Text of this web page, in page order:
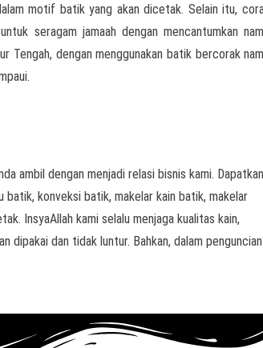
motif batik yang akan dicetak. Selain itu,
seragam jamaah dengan mencantumkan
Tengah, dengan menggunakan batik bercorak
ambil dengan menjadi relasi bisnis kami. Dapatkan
konveksi batik, makelar kain batik, makelar
InsyaAllah kami selalu menjaga kualitas kain,
dipakai dan tidak luntur. Bahkan, dalam penguncian